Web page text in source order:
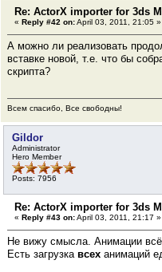
Re: ActorX importer for 3ds
« Reply #42 on:April 03, 2011, 21:05 »
А можно ли реализовать
вставке новой, т.е. что бы
скрипта?
Всем спасибо, Все свободны!
Gildor
Administrator
Hero Member
Posts: 7956
Re: ActorX importer for 3ds
« Reply #43 on:April 03, 2011, 21:17 »
Не вижу смысла. Анимации
Есть загрузка всех анимаций